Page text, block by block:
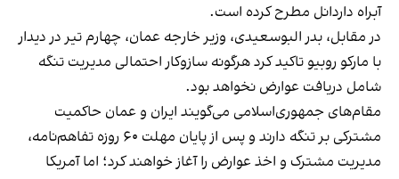
آبراه داردانل مطرح کرده است.
در مقابل، بدر البوسعیدی، وزیر خارجه عمان، چهارم تیر در دیدار
با مارکو روبیو تاکید کرد هرگونه سازوکار احتمالی مدیریت تنگه
شامل دریافت عوارض نخواهد بود.
مقام‌های جمهوری‌اسلامی می‌گویند ایران و عمان حاکمیت
مشترکی بر تنگه دارند و پس از پایان مهلت ۶۰ روزه تفاهم‌نامه،
مدیریت مشترک و اخذ عوارض را آغاز خواهند کرد؛ اما آمریکا